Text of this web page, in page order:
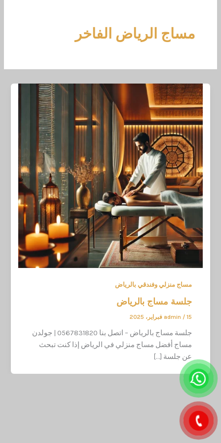
مساج الرياض الفاخر
مساج منزلي وفندقي بالرياض
جلسة مساج بالرياض
admin / 15 فبراير، 2025
جلسة مساج بالرياض – اتصل بنا 0567831820 | جولدن
مساج أفضل مساج منزلي في الرياض إذا كنت تبحث
عن جلسة […]